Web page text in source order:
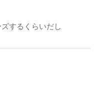
するくらいだし